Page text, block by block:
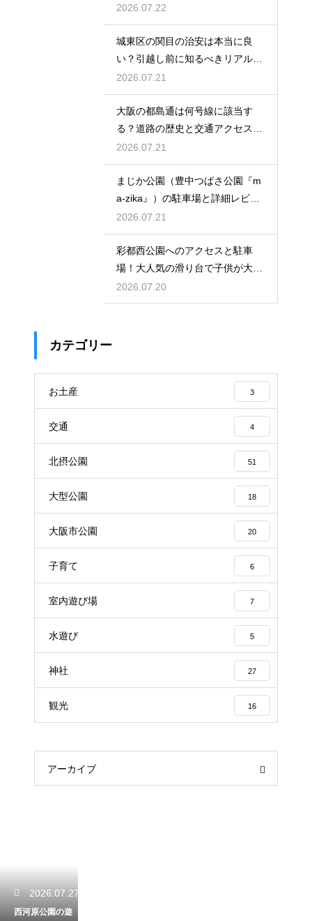
策を
2026.07.22
城東区の関目の治安は本当に良
い？引越し前に知るべきリアルな
実情
2026.07.21
大阪の都島通は何号線に該当す
る？道路の歴史と交通アクセスを
徹底解説
2026.07.21
まじか公園（豊中つばさ公園『m
a-zika』）の駐車場と詳細レビュ
ー！
2026.07.21
彩都西公園へのアクセスと駐車
場！大人気の滑り台で子供が大興
奮の場
2026.07.20
カテゴリー
お土産 3
交通 4
北摂公園 51
大型公園 18
大阪市公園 20
子育て 6
室内遊び場 7
水遊び 5
神社 27
観光 16
アーカイブ
2026.07.27
西河原公園の遊